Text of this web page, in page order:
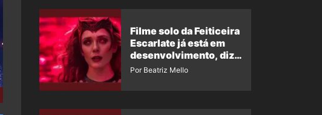
Filme solo da Feiticeira
Escarlate já está em
desenvolvimento, diz
insider
Por Beatriz Mello